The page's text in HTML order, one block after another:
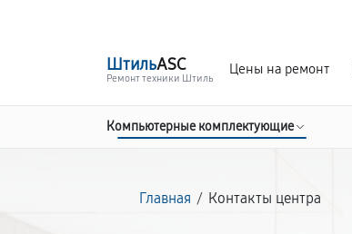
ШтильASC
Ремонт техники Штиль
Цены на ремонт
Компьютерные комплектующие
Главная / Контакты центра